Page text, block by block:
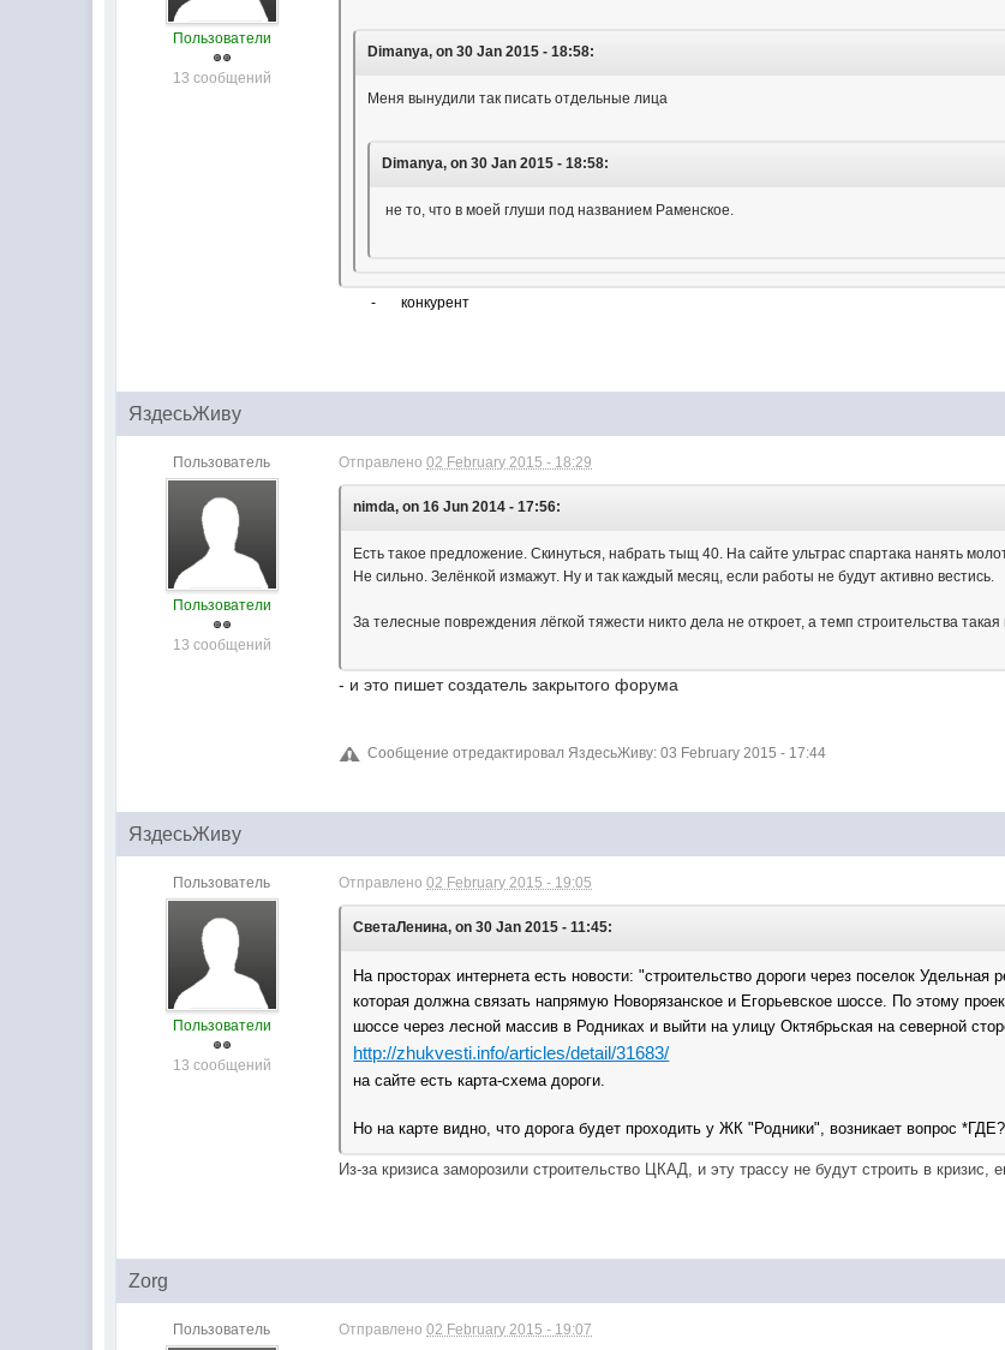
Пользователи
13 сообщений
Dimanya, on 30 Jan 2015 - 18:58:
Меня вынудили так писать отдельные лица
Dimanya, on 30 Jan 2015 - 18:58:
не то, что в моей глуши под названием Раменское.
-конкурент
ЯздесьЖиву
Пользователь
Пользователи
13 сообщений
Отправлено02 February 2015 - 18:29
nimda, on 16 Jun 2014 - 17:56:
Есть такое предложение. Скинуться, набрать тыщ 40. На сайте ультрас спартака нанять
Не сильно. Зелёнкой измажут. Ну и так каждый месяц, если работы не будут активно вестись.
За телесные повреждения лёгкой тяжести никто дела не откроет, а темп строительства
- и это пишет создатель закрытого форума
Сообщение отредактировал ЯздесьЖиву: 03 February 2015 - 17:44
ЯздесьЖиву
Пользователь
Пользователи
13 сообщений
Отправлено02 February 2015 - 19:05
СветаЛенина, on 30 Jan 2015 - 11:45:
На просторах интернета есть новости: "строительство дороги через поселок
которая должна связать напрямую Новорязанское и Егорьевское шоссе. По этому
шоссе через лесной массив в Родниках и выйти на улицу Октябрьская на северной
http://zhukvesti.info/articles/detail/31683/
на сайте есть карта-схема дороги.
Но на карте видно, что дорога будет проходить у ЖК "Родники", возникает вопрос
Из-за кризиса заморозили строительство ЦКАД, и эту трассу не будут строить в
Zorg
Пользователь Отправлено02 February 2015 - 19:07